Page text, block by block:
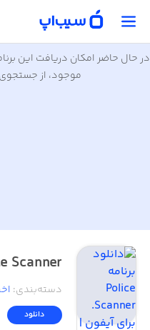
در حال حاضر امکان دریافت این
موجود، از
Scanner.
دسته‌بندی:
دانلود